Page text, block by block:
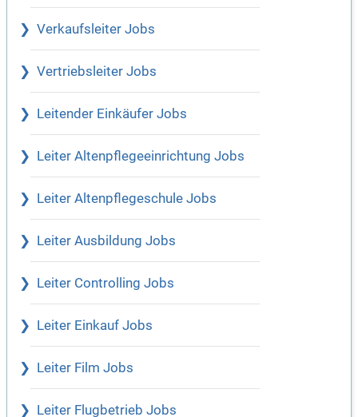
Verkaufsleiter Jobs
Vertriebsleiter Jobs
Leitender Einkäufer Jobs
Leiter Altenpflegeeinrichtung Jobs
Leiter Altenpflegeschule Jobs
Leiter Ausbildung Jobs
Leiter Controlling Jobs
Leiter Einkauf Jobs
Leiter Film Jobs
Leiter Flugbetrieb Jobs